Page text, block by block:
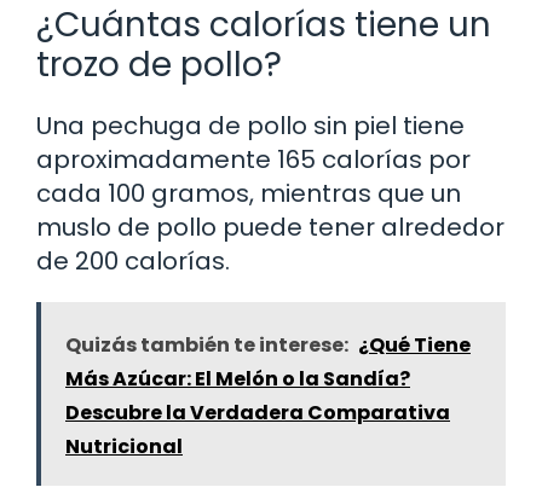
¿Cuántas calorías tiene un
trozo de pollo?
Una pechuga de pollo sin piel tiene
aproximadamente 165 calorías por
cada 100 gramos, mientras que un
muslo de pollo puede tener alrededor
de 200 calorías.
Quizás también te interese: ¿Qué Tiene
Más Azúcar: El Melón o la Sandía?
Descubre la Verdadera Comparativa
Nutricional